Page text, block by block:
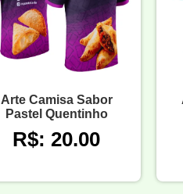
Arte Camisa Sabor
Pastel Quentinho
R$: 20.00